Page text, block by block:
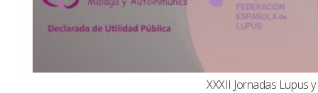
XXXII Jornadas Lupus